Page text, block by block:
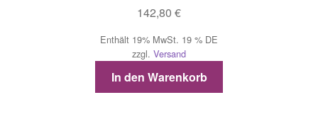
142,80 €
Enthält 19% MwSt. 19 % DE
zzgl. Versand
In den Warenkorb